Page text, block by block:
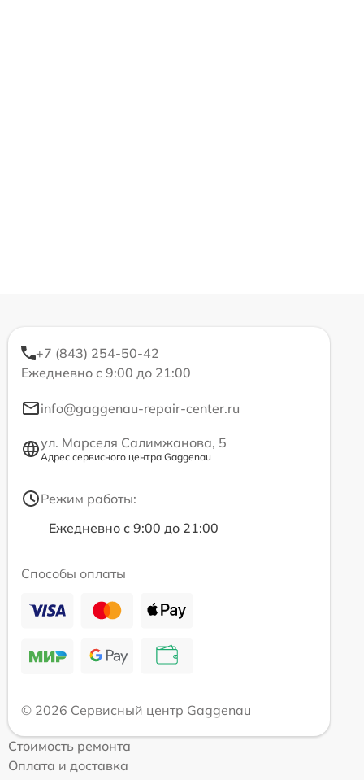
+7 (843) 254-50-42
Ежедневно с 9:00 до 21:00
info@gaggenau-repair-center.ru
ул. Марселя Салимжанова, 5
Адрес сервисного центра Gaggenau
Режим работы:
Ежедневно с 9:00 до 21:00
Способы оплаты
© 2026 Сервисный центр Gaggenau
Стоимость ремонта
Оплата и доставка